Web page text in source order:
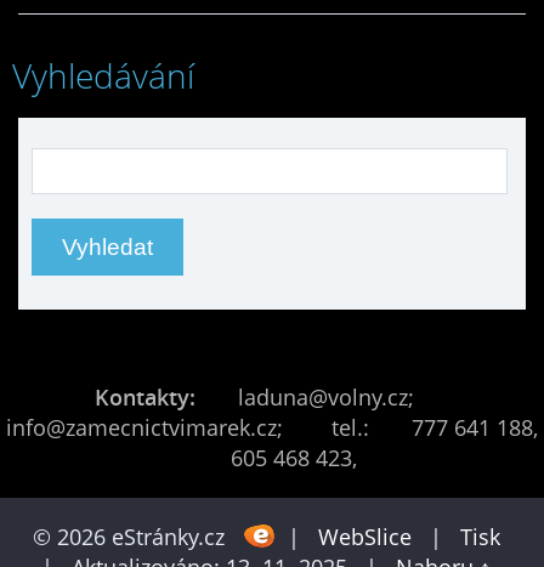
Vyhledávání
Kontakty:
laduna@volny.cz;
info@zamecnictvimarek.cz; tel.: 777 641 188,
605 468 423,
© 2026 eStránky.cz | WebSlice |
Tisk